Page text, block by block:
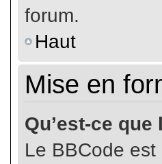
forum.
Haut
Mise en
Qu’est-ce que
Le BBCode est